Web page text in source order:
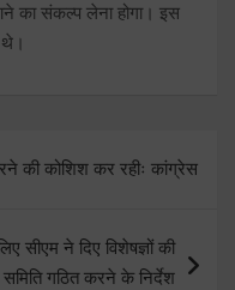
का संकल्प लेना होगा। इस
थे।
की कोशिश कर रहीः कांग्रेस
सीएम ने दिए विशेषज्ञों की
समिति गठित करने के निर्देश